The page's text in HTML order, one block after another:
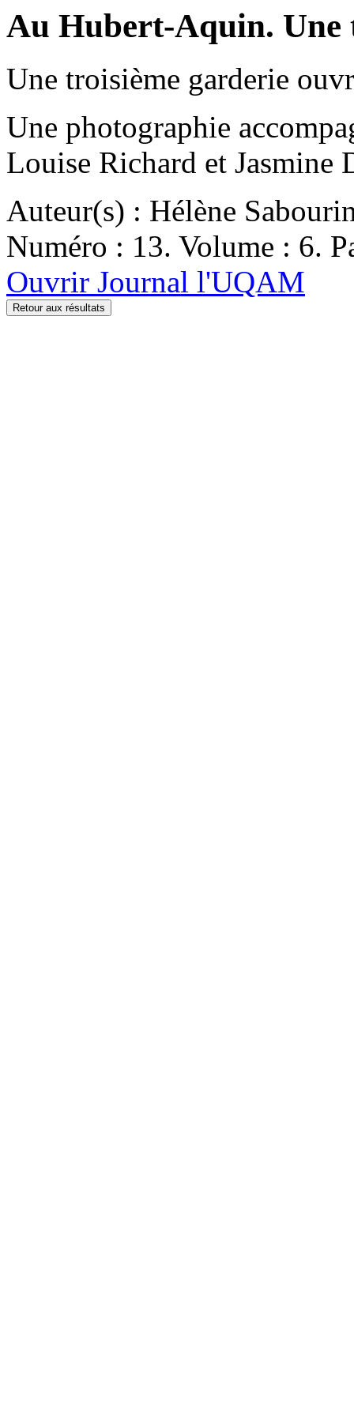
Au Hubert-Aquin. Une
Une troisième garderie
Une photographie
Louise Richard et Jasmine
Auteur(s) : Hélène
Numéro : 13. Volume : 6.
Ouvrir Journal l'UQAM
Retour aux résultats